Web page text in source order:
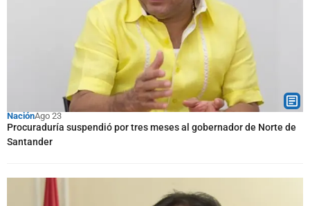
NaciónAgo 23
Procuraduría suspendió por tres meses al gobernador de Norte de
Santander